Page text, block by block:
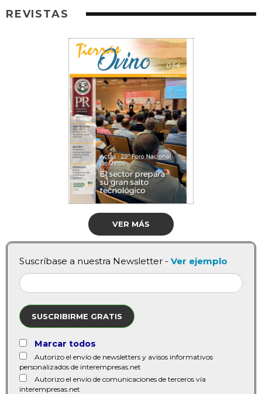
REVISTAS
VER MÁS
Suscríbase a nuestra Newsletter - Ver ejemplo
SUSCRIBIRME GRATIS
Marcar todos
Autorizo el envío de newsletters y avisos informativos
personalizados de interempresas.net
Autorizo el envío de comunicaciones de terceros vía
interempresas.net